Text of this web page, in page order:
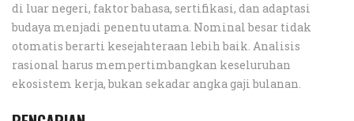
di luar negeri, faktor bahasa, sertifikasi, dan adaptasi
budaya menjadi penentu utama. Nominal besar tidak
otomatis berarti kesejahteraan lebih baik. Analisis
rasional harus mempertimbangkan keseluruhan
ekosistem kerja, bukan sekadar angka gaji bulanan.